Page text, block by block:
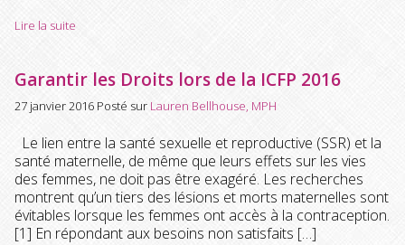
Lire la suite
Garantir les Droits lors de la ICFP 2016
27 janvier 2016 Posté sur Lauren Bellhouse, MPH
Le lien entre la santé sexuelle et reproductive (SSR) et la
santé maternelle, de même que leurs effets sur les vies
des femmes, ne doit pas être exagéré. Les recherches
montrent qu’un tiers des lésions et morts maternelles sont
évitables lorsque les femmes ont accès à la contraception.
[1] En répondant aux besoins non satisfaits […]